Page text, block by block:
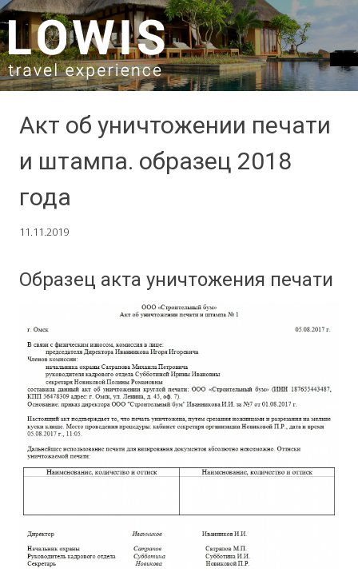
SKIP TO CONTENT
Акт об уничтожении печати
и штампа. образец 2018
года
11.11.2019
Образец акта уничтожения печати